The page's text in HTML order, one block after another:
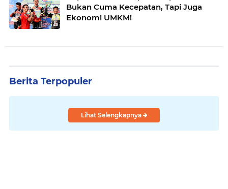
Bukan Cuma Kecepatan, Tapi Juga
Ekonomi UMKM!
Berita Terpopuler
Lihat Selengkapnya